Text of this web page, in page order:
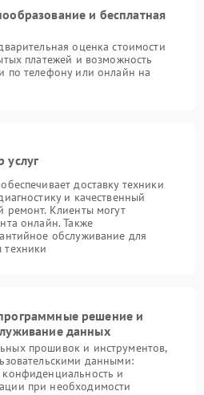
и бесплатная
оценка стоимости
платежей и возможность
по телефону или онлайн на
услуг
доставку техники
и качественный
ремонт. Клиенты могут
онлайн. Также
обслуживание для
техники
решение и
данных
прошивок и инструментов,
данными:
и
при необходимости